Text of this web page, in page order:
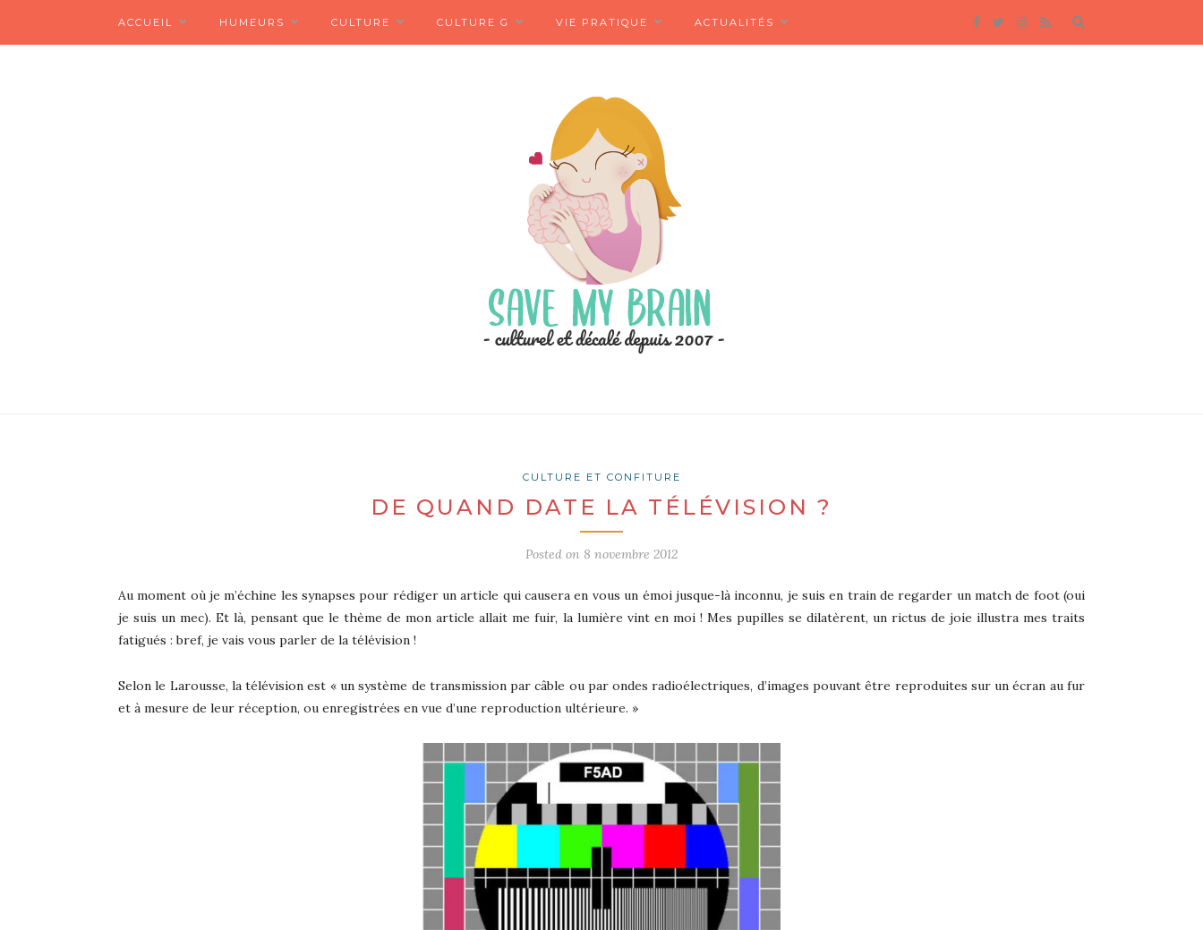
ACCUEIL HUMEURS CULTURE CULTURE G VIE PRATIQUE ACTUALITÉS
CULTURE ET CONFITURE
DE QUAND DATE LA TÉLÉVISION ?
Posted on 8 novembre 2012
Au moment où je m’échine les synapses pour rédiger un article qui causera en vous un émoi jusque-là inconnu, je suis en train de regarder un match de foot (oui
je suis un mec). Et là, pensant que le thème de mon article allait me fuir, la lumière vint en moi ! Mes pupilles se dilatèrent, un rictus de joie illustra mes traits
fatigués : bref, je vais vous parler de la télévision !
Selon le Larousse, la télévision est « un système de transmission par câble ou par ondes radioélectriques, d’images pouvant être reproduites sur un écran au fur
et à mesure de leur réception, ou enregistrées en vue d’une reproduction ultérieure. »